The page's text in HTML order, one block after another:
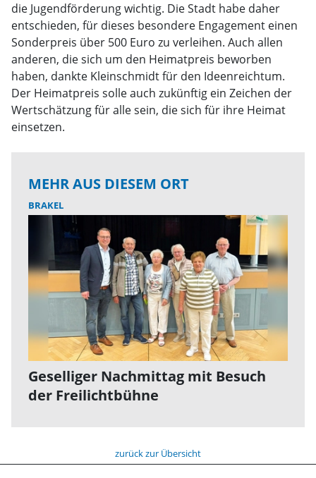
die Jugendförderung wichtig. Die Stadt habe daher
entschieden, für dieses besondere Engagement einen
Sonderpreis über 500 Euro zu verleihen. Auch allen
anderen, die sich um den Heimatpreis beworben
haben, dankte Kleinschmidt für den Ideenreichtum.
Der Heimatpreis solle auch zukünftig ein Zeichen der
Wertschätzung für alle sein, die sich für ihre Heimat
einsetzen.
MEHR AUS DIESEM ORT
BRAKEL
Geselliger Nachmittag mit Besuch
der Freilichtbühne
zurück zur Übersicht